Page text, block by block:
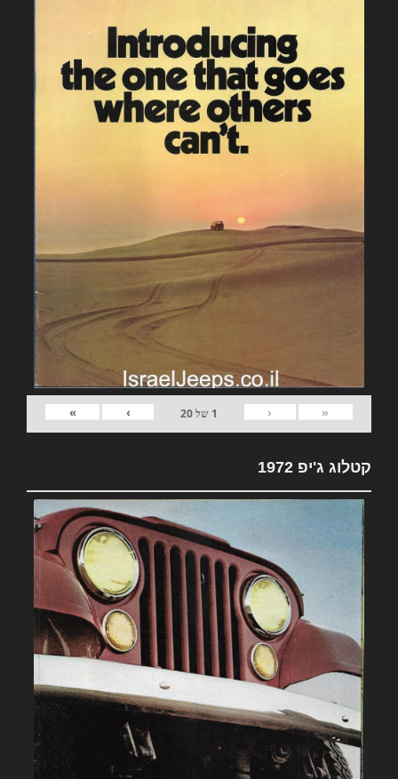
«
‹
1 של20
›
»
קטלוג ג'יפ 1972